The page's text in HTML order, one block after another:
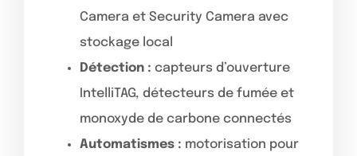
Camera et Security Camera avec
stockage local
Détection : capteurs d’ouverture
IntelliTAG, détecteurs de fumée et
monoxyde de carbone connectés
Automatismes : motorisation pour